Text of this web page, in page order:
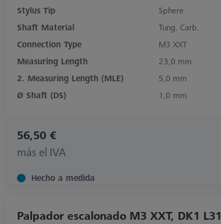
Stylus Tip
Sphere
Shaft Material
Tung. Carb.
Connection Type
M3 XXT
Measuring Length
23,0 mm
2. Measuring Length (MLE)
5,0 mm
Ø Shaft (DS)
1,0 mm
56,50 €
más el IVA
Hecho a medida
Palpador escalonado M3 XXT, DK1 L31